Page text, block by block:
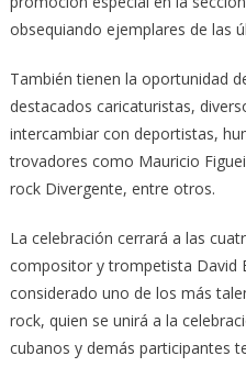
obsequiando ejemplares de las
También tienen la oportunidad
destacados caricaturistas,
intercambiar con deportistas,
trovadores como Mauricio
rock Divergente, entre otros.
La celebración cerrará a las
compositor y trompetista David
considerado uno de los más
rock, quien se unirá a la
cubanos y demás participantes